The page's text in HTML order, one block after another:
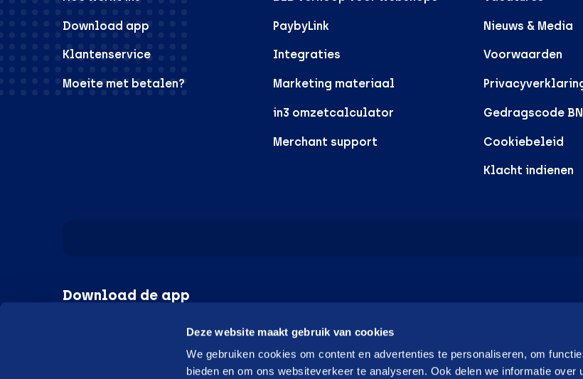
Deze website maakt gebruik van cookies
We gebruiken cookies om content en advertenties te personaliseren, om
bieden en om ons websiteverkeer te analyseren. Ook delen we informatie over
Download app
Klantenservice
Moeite met betalen?
PaybyLink
Integraties
Marketing materiaal
in3 omzetcalculator
Merchant support
Nieuws & Media
Voorwaarden
Gedragscode
Cookiebeleid
Klacht indienen
Download de app
Apple